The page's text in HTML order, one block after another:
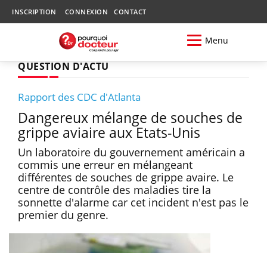
INSCRIPTION CONNEXION CONTACT
Menu
QUESTION D'ACTU
Rapport des CDC d'Atlanta
Dangereux mélange de souches de
grippe aviaire aux Etats-Unis
Un laboratoire du gouvernement américain a
commis une erreur en mélangeant
différentes de souches de grippe avaire. Le
centre de contrôle des maladies tire la
sonnette d'alarme car cet incident n'est pas le
premier du genre.